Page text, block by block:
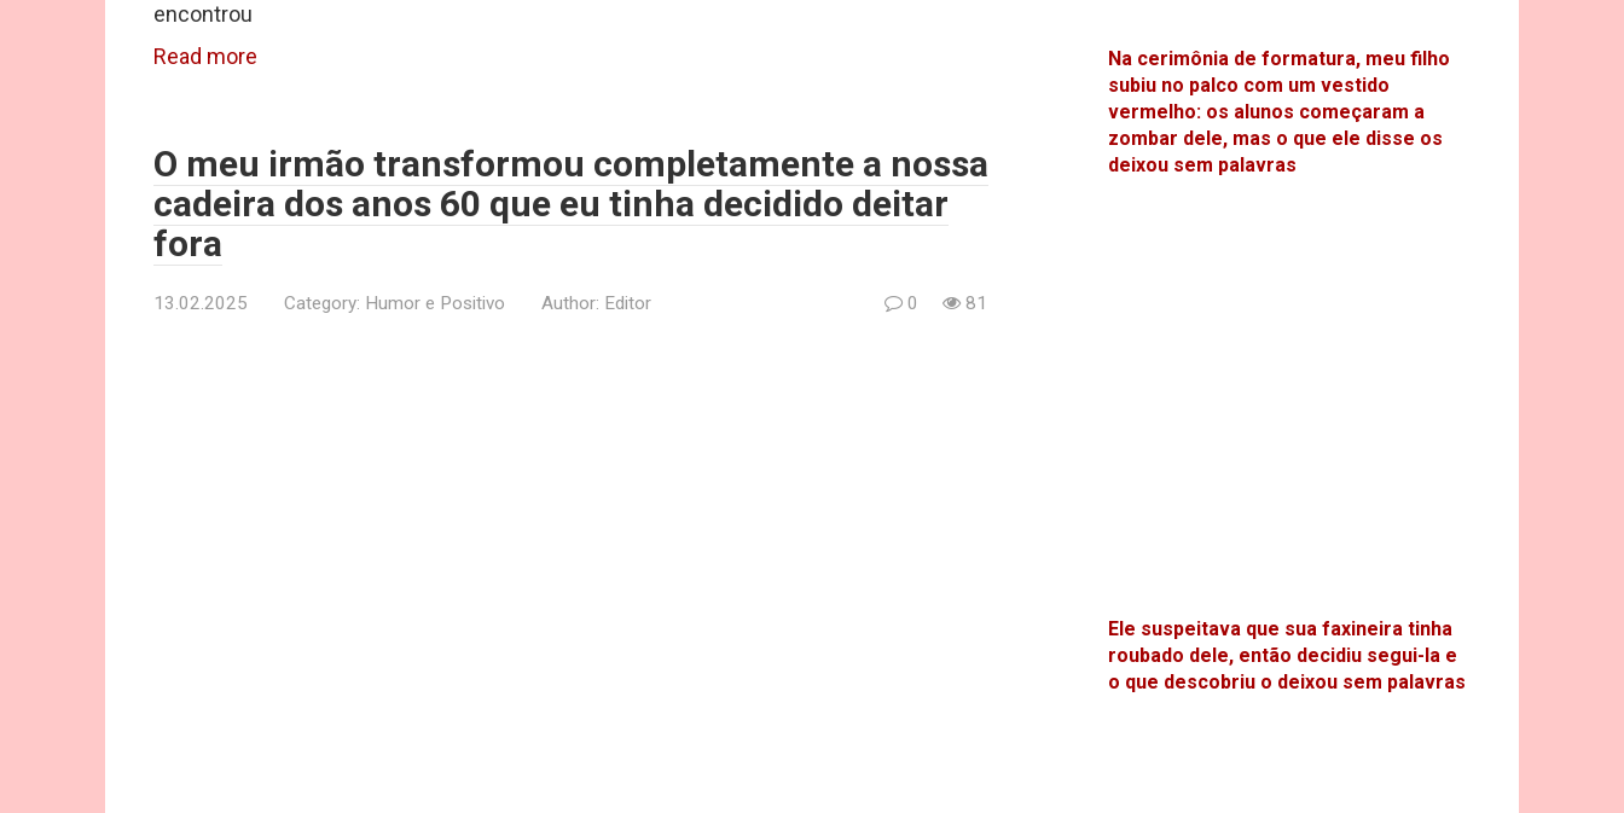
encontrou
Read more
O meu irmão transformou completamente a nossa
cadeira dos anos 60 que eu tinha decidido deitar
fora
13.02.2025 Category: Humor e Positivo Author: Editor 0 81
Na cerimônia de formatura, meu filho
subiu no palco com um vestido
vermelho: os alunos começaram a
zombar dele, mas o que ele disse os
deixou sem palavras
Ele suspeitava que sua faxineira tinha
roubado dele, então decidiu segui-la e
o que descobriu o deixou sem palavras